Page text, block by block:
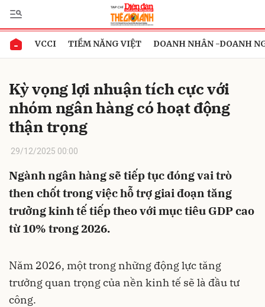
VCCI TIỀM NĂNG VIỆT DOANH NHÂN -DOANH
Kỳ vọng lợi nhuận tích cực với
nhóm ngân hàng có hoạt động
thận trọng
29/12/2025 00:00
Ngành ngân hàng sẽ tiếp tục đóng vai trò
then chốt trong việc hỗ trợ giai đoạn tăng
trưởng kinh tế tiếp theo với mục tiêu GDP cao
từ 10% trong 2026.
Năm 2026, một trong những động lực tăng
trưởng quan trọng của nền kinh tế sẽ là đầu tư
công.
Gửi bình luận
Hủy Gửi